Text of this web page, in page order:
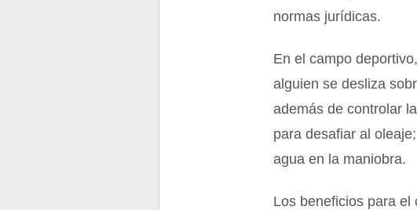
normas jurídicas.
En el campo
alguien se desliza
además de controlar
para desafiar al
agua en la maniobra.
Los beneficios para el